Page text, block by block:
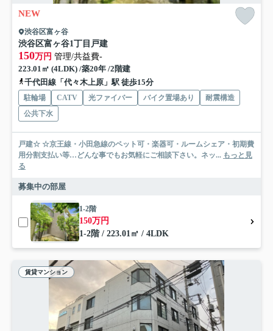
NEW
渋谷区富ヶ谷
渋谷区富ヶ谷1丁目戸建
150万円 管理/共益費-
223.01㎡ (4LDK) /築20年 /2階建
千代田線「代々木上原」駅 徒歩15分
駐輪場 CATV 光ファイバー バイク置場あり
耐震構造
公共下水
戸建☆ ☆京王線・小田急線のペット可・楽器可・ルームシェア・初期費
用分割支払い等…どんな事でもお気軽にご相談下さい。ネッ... もっと見
る
募集中の部屋
1-2階
150万円
1-2階 / 223.01㎡ / 4LDK
賃貸マンション